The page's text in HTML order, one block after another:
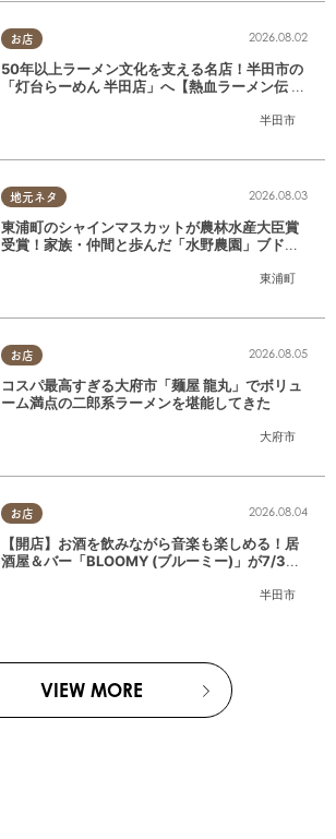
お店
半田市
2026.08.02
50年以上ラーメン文化を支える名店！半田市の
「灯台らーめん 半田店」へ【熱血ラーメン伝 8
地元ネタ
東浦町
2026.08.03
東浦町のシャインマスカットが農林水産大臣賞
受賞！家族・仲間と歩んだ「水野農園」ブドウ
お店
大府市
2026.08.05
コスパ最高すぎる大府市「麺屋 龍丸」でボリュ
ーム満点の二郎系ラーメンを堪能してきた
お店
半田市
2026.08.04
【開店】お酒を飲みながら音楽も楽しめる！居
酒屋＆バー「BLOOMY (ブルーミー)」が7/3
VIEW MORE